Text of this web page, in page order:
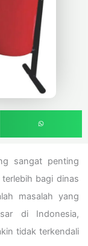
sangat penting
bagi dinas
masalah yang
di Indonesia,
tidak terkendali